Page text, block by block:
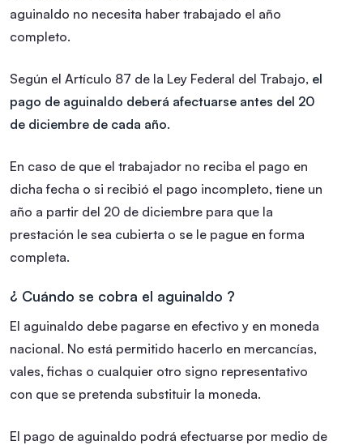
aguinaldo no necesita haber trabajado el año
completo.
Según el Artículo 87 de la Ley Federal del Trabajo, el
pago de aguinaldo deberá afectuarse antes del 20
de diciembre de cada año.
En caso de que el trabajador no reciba el pago en
dicha fecha o si recibió el pago incompleto, tiene un
año a partir del 20 de diciembre para que la
prestación le sea cubierta o se le pague en forma
completa.
¿ Cuándo se cobra el aguinaldo ?
El aguinaldo debe pagarse en efectivo y en moneda
nacional. No está permitido hacerlo en mercancías,
vales, fichas o cualquier otro signo representativo
con que se pretenda substituir la moneda.
El pago de aguinaldo podrá efectuarse por medio de